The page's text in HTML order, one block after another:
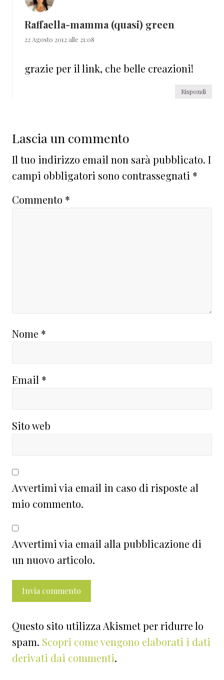
Raffaella-mamma (quasi) green
22 Agosto 2012 alle 21:08
grazie per il link, che belle creazioni!
Rispondi
Lascia un commento
Il tuo indirizzo email non sarà pubblicato. I
campi obbligatori sono contrassegnati *
Commento *
Nome *
Email *
Sito web
Avvertimi via email in caso di risposte al
mio commento.
Avvertimi via email alla pubblicazione di
un nuovo articolo.
Questo sito utilizza Akismet per ridurre lo
spam. Scopri come vengono elaborati i dati
derivati dai commenti.